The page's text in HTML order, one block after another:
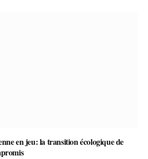
en jeu: la transition écologique de